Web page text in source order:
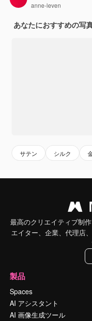
anne-leven
あなたにおすすめの写
サテン シルク
最高のクリエイティブ制
エイター、企業、代理店
製品
Spaces
AI アシスタント
AI 画像生成ツール